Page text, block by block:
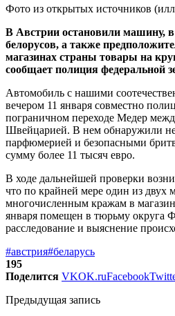
Фото из открытых источников
В Австрии остановили машину, в
белорусов, а также
магазинах страны товары на
сообщает полиция федеральной
Автомобиль с нашими
вечером 11 января совместно
пограничном переходе Медер
Швейцарией. В нем обнаружили
парфюмерией и безопасными
сумму более 11 тысяч евро.
В ходе дальнейшей проверки
что по крайней мере один из двух
многочисленным кражам в
января помещен в тюрьму округа
расследование и выяснение
#австрия#беларусь
195
Поделится VKOK.ruFacebook
Предыдущая запись